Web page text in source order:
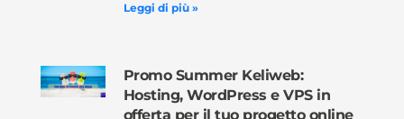
Leggi di più »
Promo Summer Keliweb:
Hosting, WordPress e VPS in
offerta per il tuo progetto online